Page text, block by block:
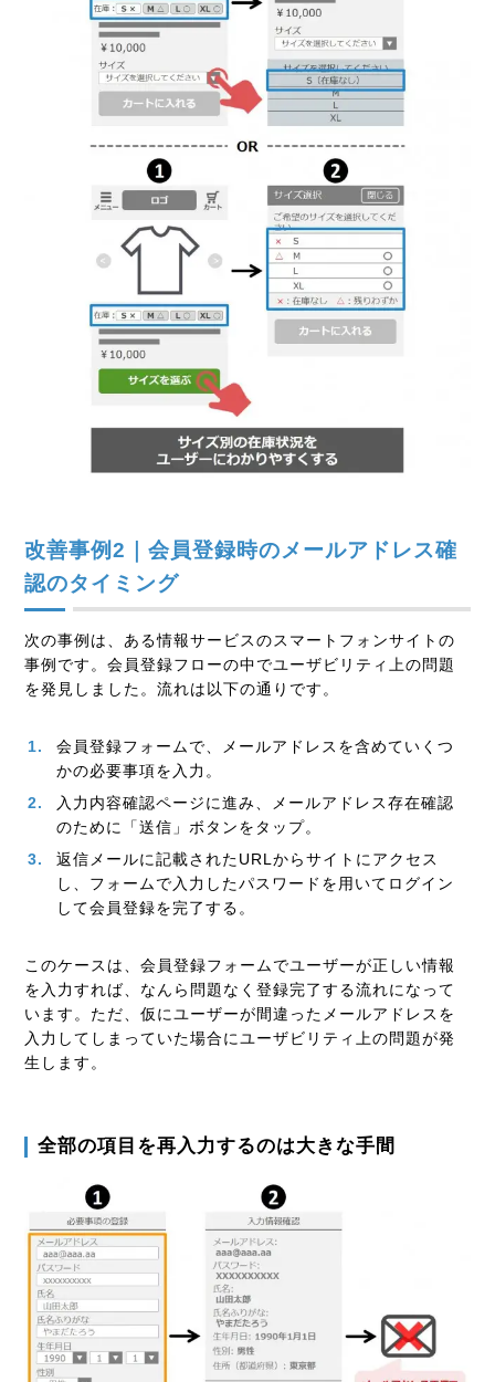
改善事例2｜会員登録時のメールアドレス確
認のタイミング
次の事例は、ある情報サービスのスマートフォンサイトの
事例です。会員登録フローの中でユーザビリティ上の問題
を発見しました。流れは以下の通りです。
会員登録フォームで、メールアドレスを含めていくつ
かの必要事項を入力。
入力内容確認ページに進み、メールアドレス存在確認
のために「送信」ボタンをタップ。
返信メールに記載されたURLからサイトにアクセス
し、フォームで入力したパスワードを用いてログイン
して会員登録を完了する。
このケースは、会員登録フォームでユーザーが正しい情報
を入力すれば、なんら問題なく登録完了する流れになって
います。ただ、仮にユーザーが間違ったメールアドレスを
入力してしまっていた場合にユーザビリティ上の問題が発
生します。
全部の項目を再入力するのは大きな手間